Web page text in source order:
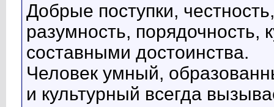
Добрые поступки,
разумность, порядочность,
составными достоинства.
Человек умный,
и культурный всегда